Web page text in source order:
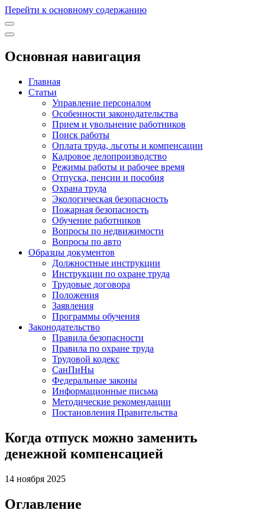
Перейти к основному содержанию
Основная навигация
Главная
Статьи
Управление персоналом
Особенности законодательства
Прием и увольнение работников
Поиск работы
Оплата труда, льготы и компенсации
Кадровое делопроизводство
Режимы работы и рабочее время
Отпуска, пенсии и пособия
Охрана труда
Экологическая безопасность
Пожарная безопасность
Обучение работников
Вопросы по недвижимости
Вопросы по авто
Образцы документов
Должностные инструкции
Инструкции по охране труда
Трудовые договора
Положения
Заявления
Программы обучения
Законодательство
Правила безопасности
Правила по охране труда
Трудовой кодекс
СанПиНы
Федеральные законы
Информационные письма
Методические рекомендации
Постановления Правительства
Когда отпуск можно заменить
денежной компенсацией
14 ноября 2025
Оглавление